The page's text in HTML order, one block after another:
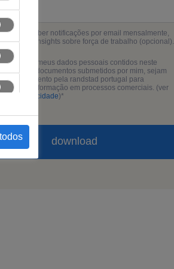
de receber notificações por email mensalmente,
últimos insights sobre força de trabalho (opcional).
que os meus dados pessoais contidos neste
e/ou documentos submetidos por mim, sejam
de tratamento pela randstad portugal para
da informação em processos comerciais. (ver
de privacidade)*